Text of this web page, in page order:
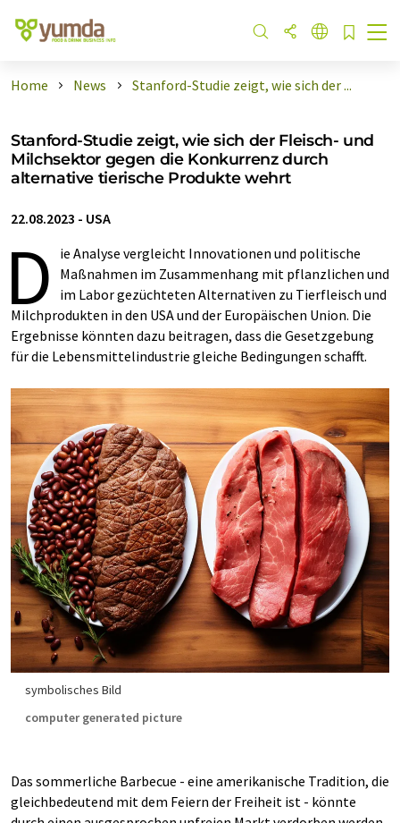
Home News Stanford-Studie zeigt, wie sich der ...
Stanford-Studie zeigt, wie sich der Fleisch- und
Milchsektor gegen die Konkurrenz durch
alternative tierische Produkte wehrt
22.08.2023 - USA
D
ie Analyse vergleicht Innovationen und politische
Maßnahmen im Zusammenhang mit pflanzlichen und
im Labor gezüchteten Alternativen zu Tierfleisch und
Milchprodukten in den USA und der Europäischen Union. Die
Ergebnisse könnten dazu beitragen, dass die Gesetzgebung
für die Lebensmittelindustrie gleiche Bedingungen schafft.
symbolisches Bild
computer generated picture
Das sommerliche Barbecue - eine amerikanische Tradition, die
gleichbedeutend mit dem Feiern der Freiheit ist - könnte